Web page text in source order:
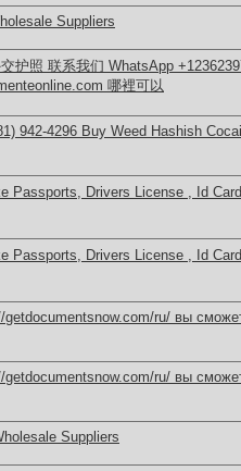
Suppliers
护照 联系我们 WhatsApp
哪裡可以
942-4296 Buy Weed Hashish
Passports, Drivers License , Id
Passports, Drivers License , Id
ru/ вы
ru/ вы
Suppliers